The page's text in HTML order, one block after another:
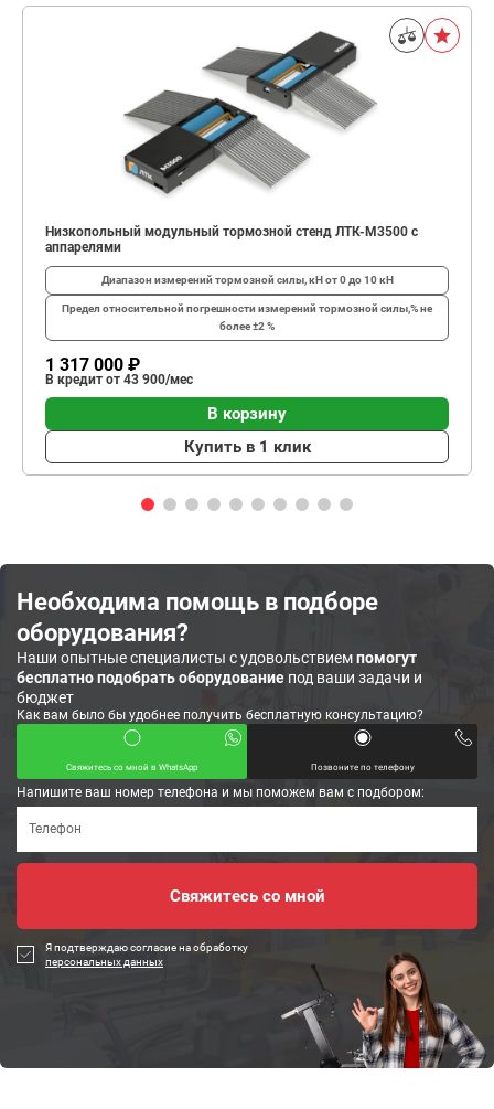
Низкопольный модульный тормозной стенд ЛТК-М3500 с
аппарелями
Диапазон измерений тормозной силы, кНот 0 до 10 кН
Предел относительной погрешности измерений тормозной силы,%не
более ±2 %
1 317 000 ₽
В кредит от 43 900/мес
В корзину
Купить в 1 клик
Необходима помощь в подборе
оборудования?
Наши опытные специалисты с удовольствиемпомогут
бесплатно подобрать оборудование под ваши задачи и
бюджет
Как вам было бы удобнее получить бесплатную консультацию?
Свяжитесь со мной в WhatsApp Позвоните по телефону
Напишите ваш номер телефона и мы поможем вам с подбором:
Я подтверждаю согласие на обработку
персональных данных